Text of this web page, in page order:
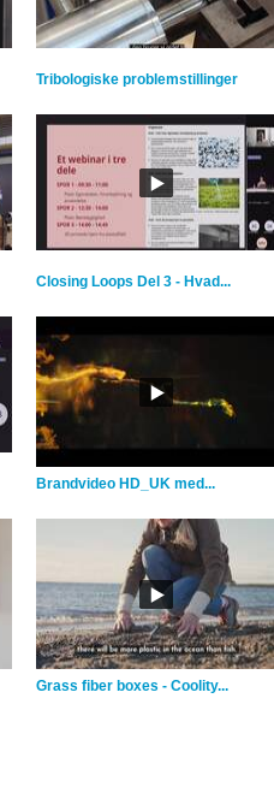
Tribologiske problemstillinger
Closing Loops Del 3 - Hvad...
Brandvideo HD_UK med...
Grass fiber boxes - Coolity...